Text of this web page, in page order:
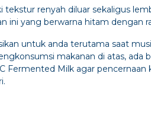
renyah diluar sekaligus
ini yang berwarna hitam dengan
untuk anda terutama saat
makanan di atas, ada
Fermented Milk agar